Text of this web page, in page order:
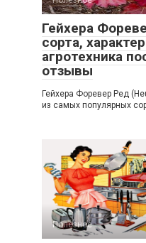
Гейхера
сорта,
агротехника
отзывы
Гейхера Форевер Ред
из самых популярных
Полезное